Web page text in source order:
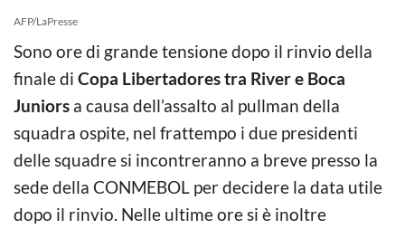
AFP/LaPresse
Sono ore di grande tensione dopo il rinvio della
finale di Copa Libertadores tra River e Boca
Juniors a causa dell’assalto al pullman della
squadra ospite, nel frattempo i due presidenti
delle squadre si incontreranno a breve presso la
sede della CONMEBOL per decidere la data utile
dopo il rinvio. Nelle ultime ore si è inoltre